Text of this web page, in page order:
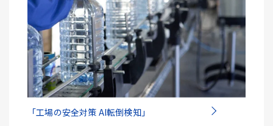
「工場の安全対策 AI転倒検知」